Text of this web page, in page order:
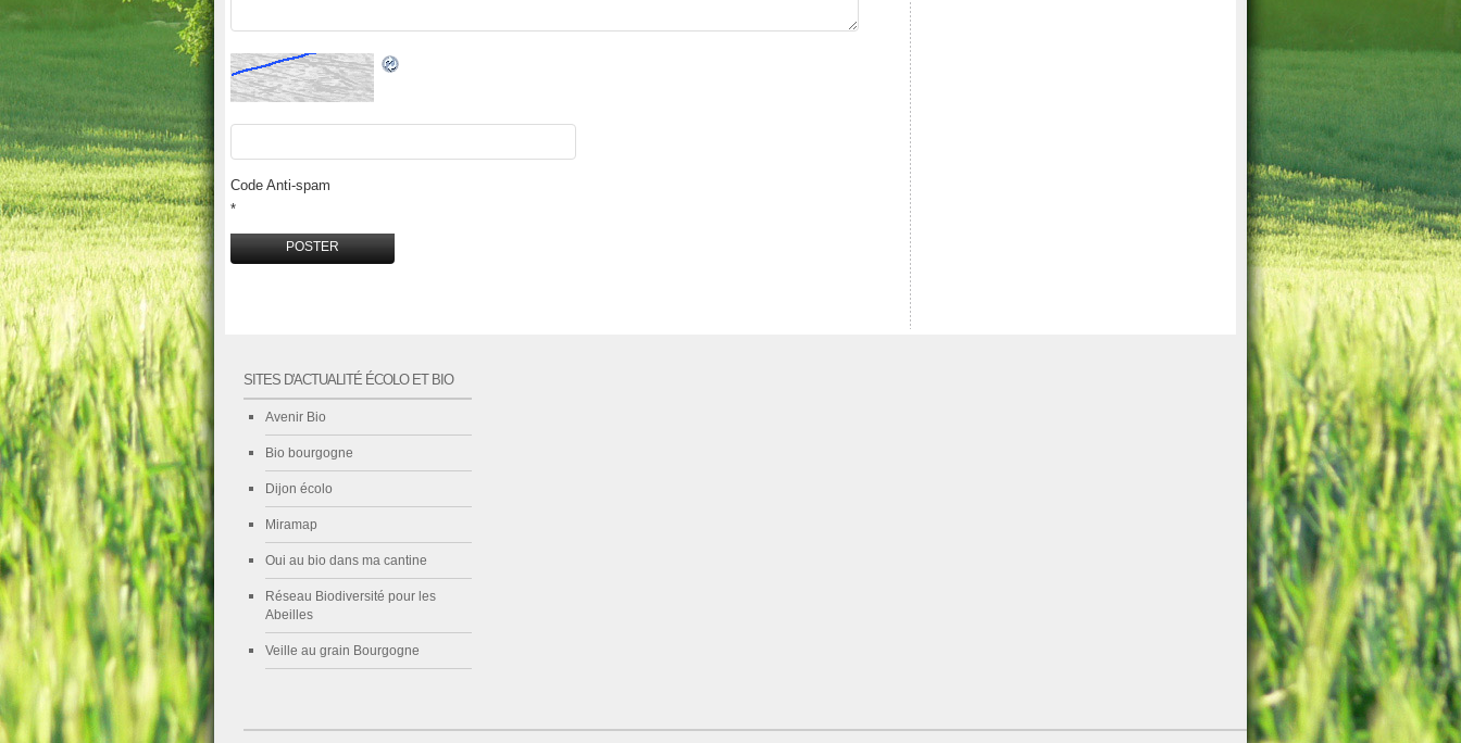
Code Anti-spam
*
SITES D'ACTUALITÉ ÉCOLO ET BIO
Avenir Bio
Bio bourgogne
Dijon écolo
Miramap
Oui au bio dans ma cantine
Réseau Biodiversité pour les
Abeilles
Veille au grain Bourgogne